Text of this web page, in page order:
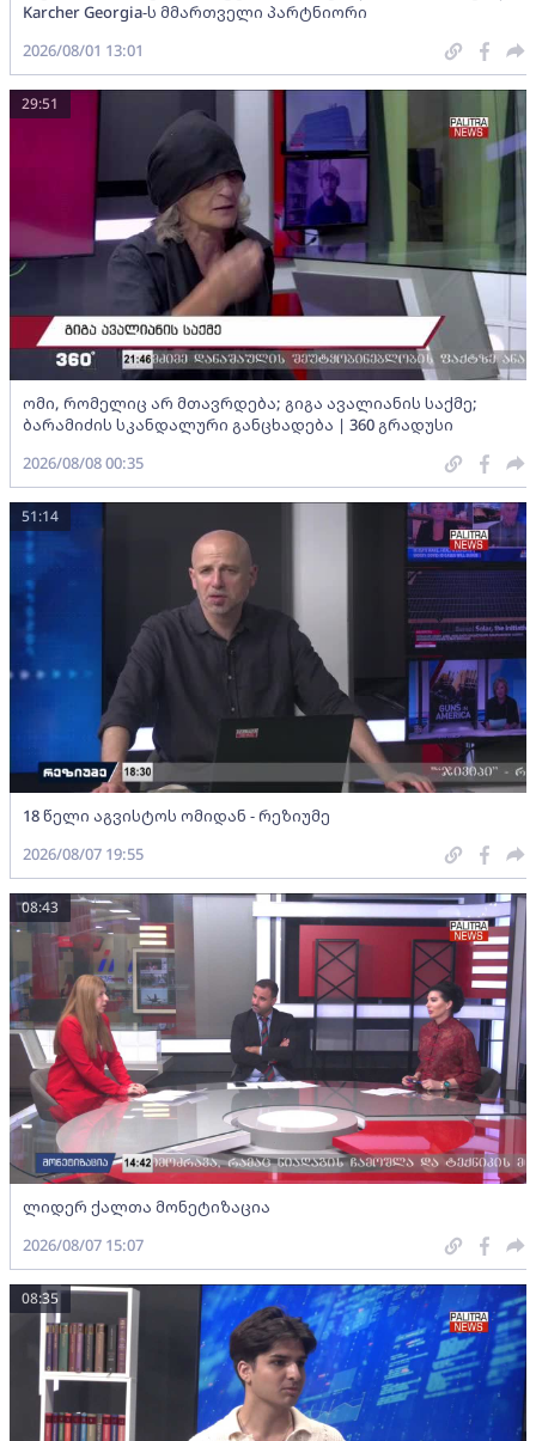
Karcher Georgia-ს მმართველი პარტნიორი
2026/08/01 13:01
ომი, რომელიც არ მთავრდება; გიგა ავალიანის საქმე;
ბარამიძის სკანდალური განცხადება | 360 გრადუსი
29:51
2026/08/08 00:35
18 წელი აგვისტოს ომიდან - რეზიუმე
51:14
2026/08/07 19:55
ლიდერ ქალთა მონეტიზაცია
08:43
2026/08/07 15:07
08:35